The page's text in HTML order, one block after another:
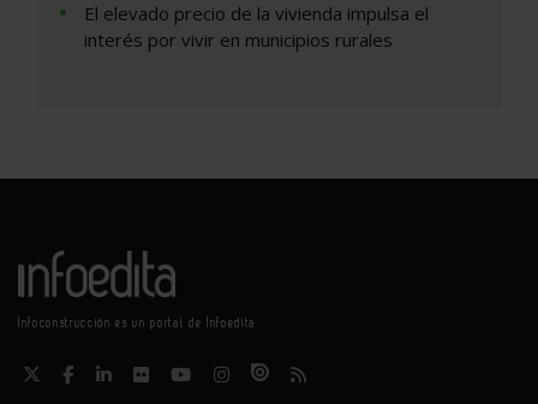
El elevado precio de la vivienda impulsa el
interés por vivir en municipios rurales
Infoconstrucción es un portal de Infoedita